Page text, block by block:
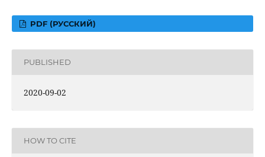
PDF (РУССКИЙ)
PUBLISHED
2020-09-02
HOW TO CITE